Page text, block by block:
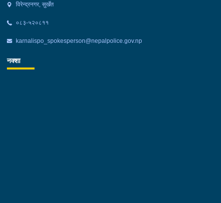
विरेन्द्रनगर, सुर्खेत
०८३-५२०८११
karnalispo_spokesperson@nepalpolice.gov.np
नक्शा